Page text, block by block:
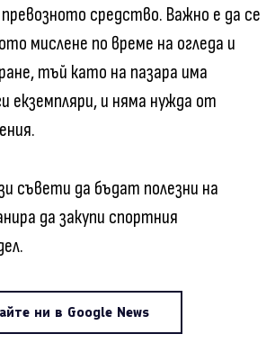
средство. Важно е да се
мислене по време на огледа и
тъй като на пазара има
екземпляри, и няма нужда от
съвети да бъдат полезни на
да закупи спортния
ни в Google News